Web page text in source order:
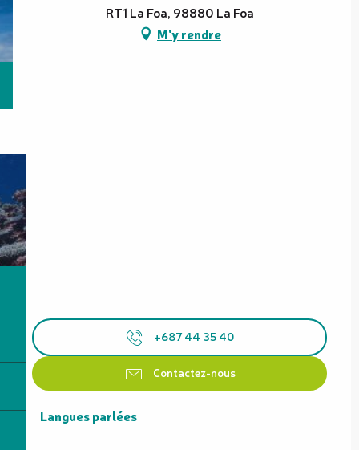
RT1 La Foa, 98880 La Foa
M'y rendre
+687 44 35 40
Contactez-nous
Langues parlées
Langues parlées